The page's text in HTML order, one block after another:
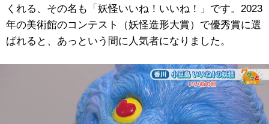
くれる、その名も「妖怪いいね！いいね！」です。2023
年の美術館のコンテスト（妖怪造形大賞）で優秀賞に選
ばれると、あっという間に人気者になりました。